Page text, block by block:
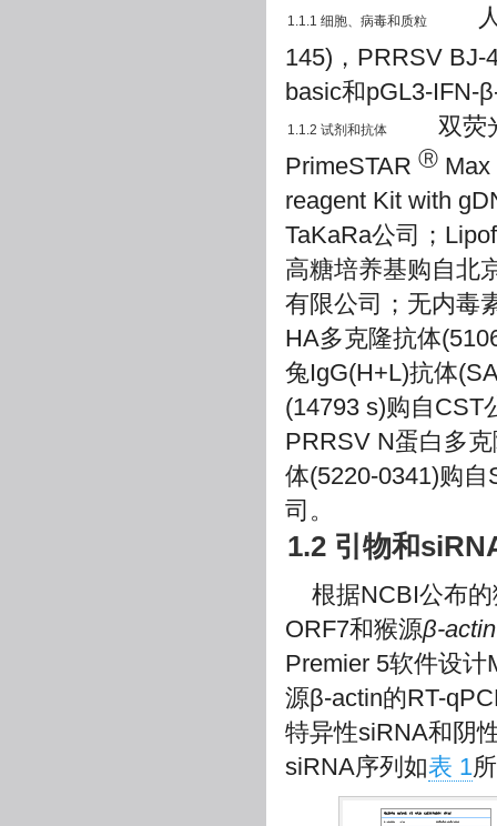
1.1.1 细胞、病毒和质粒
人
145)，PRRSV BJ-
basic和pGL3-IFN-
1.1.2 试剂和抗体
双荧光
PrimeSTAR Ⓡ
reagent Kit with
TaKaRa公司；
高糖培养基购自北
有限公司；无内毒
HA多克隆抗体
兔IgG(H+L)抗体
(14793 s)购自CST
PRRSV N蛋白多
体(5220-0341)购
司。
1.2 引物和
根据NCBI公布
ORF7和猴源β-actin
Premier 5软件设
源β-actin的RT-
特异性siRNA和阴
siRNA序列如表 1